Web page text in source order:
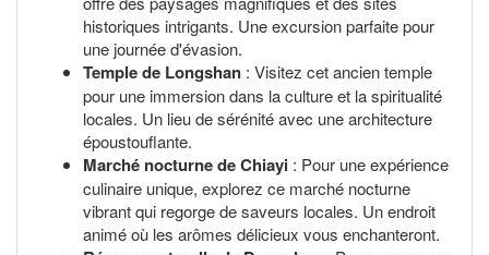
historiques intrigants. Une excursion parfaite pour
une journée d'évasion.
Temple de Longshan : Visitez cet ancien temple
pour une immersion dans la culture et la spiritualité
locales. Un lieu de sérénité avec une architecture
époustouflante.
Marché nocturne de Chiayi : Pour une expérience
culinaire unique, explorez ce marché nocturne
vibrant qui regorge de saveurs locales. Un endroit
animé où les arômes délicieux vous enchanteront.